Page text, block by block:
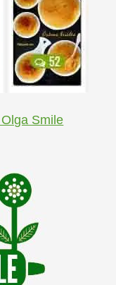
Smile